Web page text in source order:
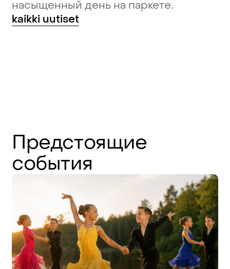
насыщенный день на паркете.
kaikki uutiset
Предстоящие
события